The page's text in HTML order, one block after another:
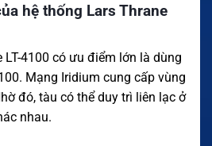
hệ thống Lars Thrane
LT-4100 có ưu điểm lớn là dùng
Mạng Iridium cung cấp vùng
đó, tàu có thể duy trì liên lạc ở
nhau.